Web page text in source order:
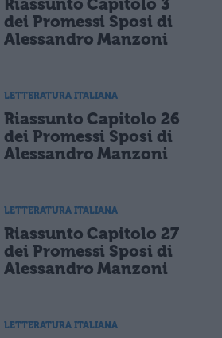
Riassunto Capitolo 3
dei Promessi Sposi di
Alessandro Manzoni
LETTERATURA ITALIANA
Riassunto Capitolo 26
dei Promessi Sposi di
Alessandro Manzoni
LETTERATURA ITALIANA
Riassunto Capitolo 27
dei Promessi Sposi di
Alessandro Manzoni
LETTERATURA ITALIANA